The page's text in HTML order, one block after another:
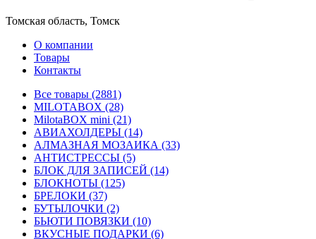
Томская область, Томск
О компании
Товары
Контакты
Все товары (2881)
MILOTABOX (28)
MilotaBOX mini (21)
АВИАХОЛДЕРЫ (14)
АЛМАЗНАЯ МОЗАИКА (33)
АНТИСТРЕССЫ (5)
БЛОК ДЛЯ ЗАПИСЕЙ (14)
БЛОКНОТЫ (125)
БРЕЛОКИ (37)
БУТЫЛОЧКИ (2)
БЬЮТИ ПОВЯЗКИ (10)
ВКУСНЫЕ ПОДАРКИ (6)